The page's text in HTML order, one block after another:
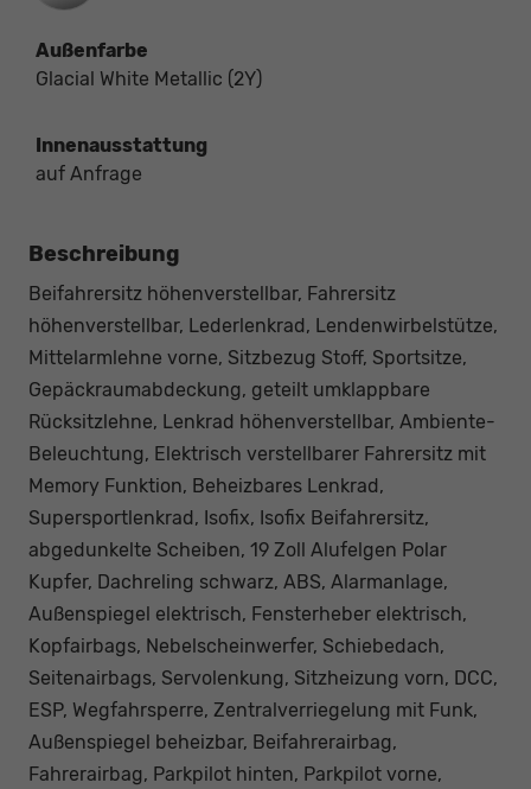
Außenfarbe
Glacial White Metallic (2Y)
Innenausstattung
auf Anfrage
Beschreibung
Beifahrersitz höhenverstellbar, Fahrersitz
höhenverstellbar, Lederlenkrad, Lendenwirbelstütze,
Mittelarmlehne vorne, Sitzbezug Stoff, Sportsitze,
Gepäckraumabdeckung, geteilt umklappbare
Rücksitzlehne, Lenkrad höhenverstellbar, Ambiente-
Beleuchtung, Elektrisch verstellbarer Fahrersitz mit
Memory Funktion, Beheizbares Lenkrad,
Supersportlenkrad, Isofix, Isofix Beifahrersitz,
abgedunkelte Scheiben, 19 Zoll Alufelgen Polar
Kupfer, Dachreling schwarz, ABS, Alarmanlage,
Außenspiegel elektrisch, Fensterheber elektrisch,
Kopfairbags, Nebelscheinwerfer, Schiebedach,
Seitenairbags, Servolenkung, Sitzheizung vorn, DCC,
ESP, Wegfahrsperre, Zentralverriegelung mit Funk,
Außenspiegel beheizbar, Beifahrerairbag,
Fahrerairbag, Parkpilot hinten, Parkpilot vorne,